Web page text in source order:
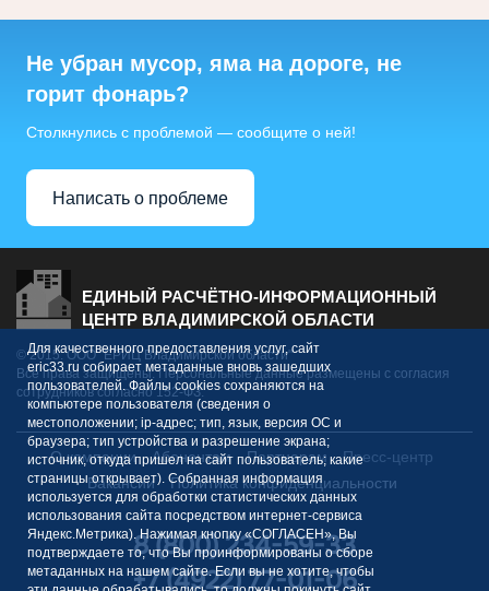
Не убран мусор, яма на дороге, не
горит фонарь?
Столкнулись с проблемой — сообщите о ней!
Написать о проблеме
ЕДИНЫЙ РАСЧЁТНО-ИНФОРМАЦИОННЫЙ
ЦЕНТР ВЛАДИМИРСКОЙ ОБЛАСТИ
© 2015. ООО "ЕРИЦ Владимирской области"
Все права защищены. Персональные данные размещены с согласия
сотрудников согласно 152-ФЗ.
О компании Абонентам Партнерам
Пресс-центр
Вакансии
Политика конфиденциальности
8 (800) 234-59-33
+7 (4922) 77-01-06
Для качественного предоставления услуг, сайт
eric33.ru собирает метаданные вновь зашедших
пользователей. Файлы cookies сохраняются на
компьютере пользователя (сведения о
местоположении; ip-адрес; тип, язык, версия ОС и
браузера; тип устройства и разрешение экрана;
источник, откуда пришел на сайт пользователь; какие
страницы открывает). Собранная информация
используется для обработки статистических данных
использования сайта посредством интернет-сервиса
Яндекс.Метрика). Нажимая кнопку «СОГЛАСЕН», Вы
подтверждаете то, что Вы проинформированы о сборе
метаданных на нашем сайте. Если вы не хотите, чтобы